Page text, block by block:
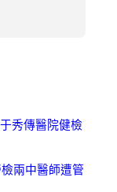
秀傳醫院健檢
兩中醫師遭管